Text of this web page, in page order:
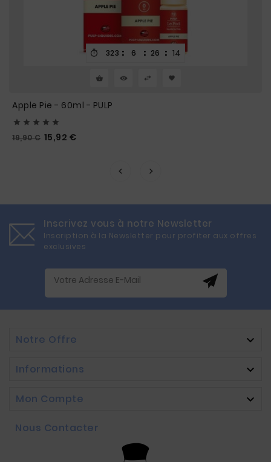
 323 : 6 : 26 : 13
Apple Pie - 60ml - PULP
    
19,90 € Prix
15,92 €
Inscrivez vous à notre Newsletter
Inscription à la Newsletter pour profiter aux offres
exclusives
Notre Offre 
Informations 
Mon Compte 
Nous Contacter